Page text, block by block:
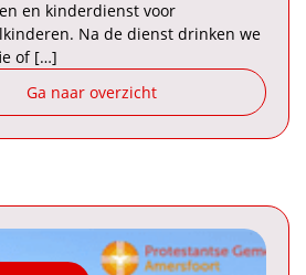
en kinderdienst voor
Na de dienst drinken we
of […]
Ga naar overzicht